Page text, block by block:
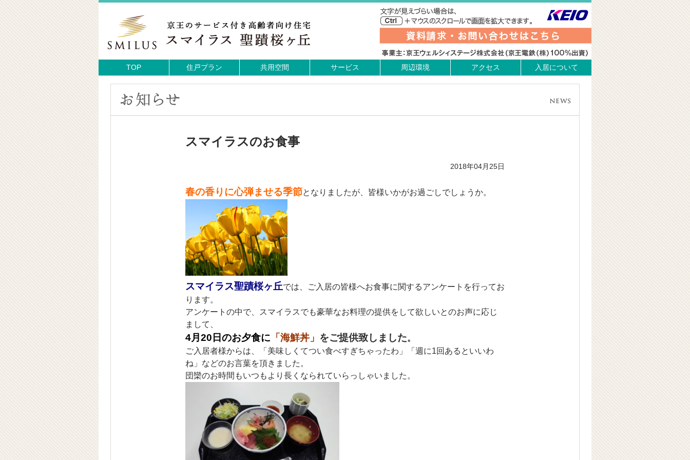
TOP 住戸プラン 共用空間 サービス 周辺環境 アクセス 入居について
スマイラスのお食事
2018年04月25日
春の香りに心弾ませる季節となりましたが、皆様いかがお過ごしでしょうか。
スマイラス聖蹟桜ヶ丘では、ご入居の皆様へお食事に関するアンケートを行ってお
ります。
アンケートの中で、スマイラスでも豪華なお料理の提供をして欲しいとのお声に応じ
まして、
4月20日のお夕食に 「海鮮丼」 をご提供致しました。
ご入居者様からは、「美味しくてつい食べすぎちゃったわ」「週に1回あるといいわ
ね」などのお言葉を頂きました。
団欒のお時間もいつもより長くなられていらっしゃいました。